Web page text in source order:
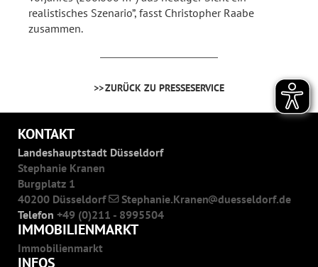
realistisches Szenario”, fasst Christopher Raabe
zusammen.
ZURÜCK ZU PRESSESERVICE
KONTAKT
Landeshauptstadt Düsseldorf
Stephanie Kranen
Burgplatz 1
40200 Düsseldorf
Stephanie.Kranen
duesseldorf.de
Telefon +49 (0)211 - 8995504
IMMOBILIENMARKT
Immobilienmarkt
INFOS